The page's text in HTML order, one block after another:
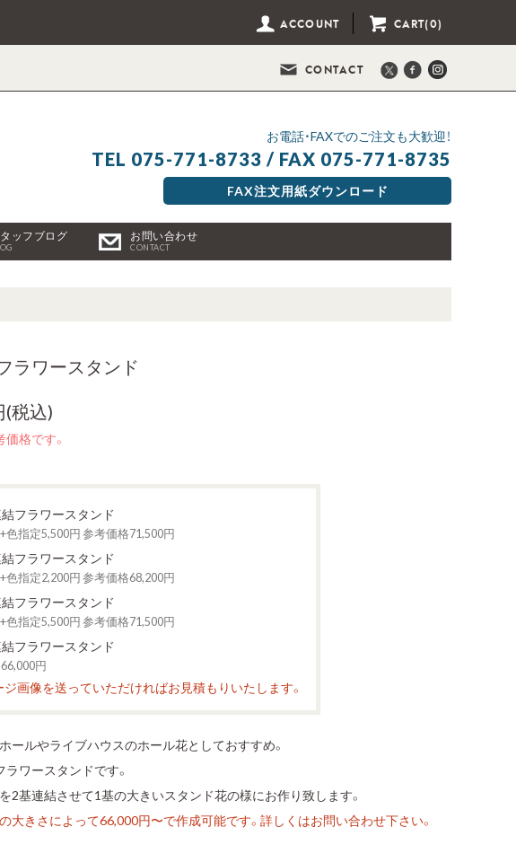
ACCOUNT CART(0)
CONTACT
お電話・FAXでのご注文も大歓迎！
TEL 075-771-8733 / FAX 075-771-8735
FAX注文用紙ダウンロード
ッフブログ お問い合わせ
CONTACT
ラワースタンド
税込)
格です。
フラワースタンド
色指定5,500円 参考価格71,500円
フラワースタンド
色指定2,200円 参考価格68,200円
フラワースタンド
色指定5,500円 参考価格71,500円
フラワースタンド
円
ジ画像を送っていただければお見積もりいたします。
ールやライブハウスのホール花としておすすめ。
ラワースタンドです。
2基連結させて1基の大きいスタンド花の様にお作り致します。
大きさによって66,000円〜で作成可能です。詳しくはお問い合わせ下さい。